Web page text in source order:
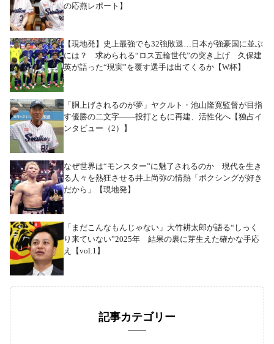
の応燕レポート】
【現地発】史上最強でも32強敗退…日本が強豪国に並ぶ
には？ 求められる“ロス五輪世代”の突き上げ 久保建
英が語った“現実”を覆す選手は出てくるか【W杯】
「胴上げされるのが夢」ヤクルト・池山隆寛監督が目指
す優勝の二文字――投打ともに再建、活性化へ【独占イ
ンタビュー（2）】
なぜ世界は“モンスター”に魅了されるのか 現代を生き
る人々を熱狂させる井上尚弥の情熱「ボクシングが好き
だから」【現地発】
「まだこんなもんじゃない」大竹耕太郎が語る“しっく
り来ていない”2025年 結果の裏に芽生えた確かな手応
え【vol.1】
記事カテゴリー